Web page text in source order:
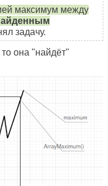
максимум между
задачу.
она "найдёт"